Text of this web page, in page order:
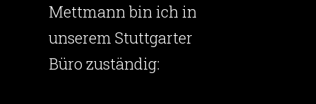
Mettmann bin ich in
unserem Stuttgarter
Büro zuständig: